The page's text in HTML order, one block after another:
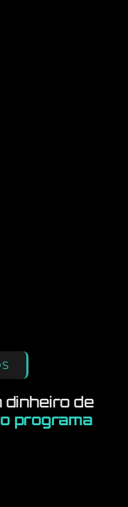
de
programa